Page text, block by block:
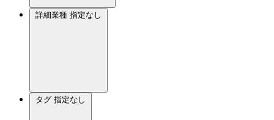
詳細業種 指定なし
タグ 指定なし